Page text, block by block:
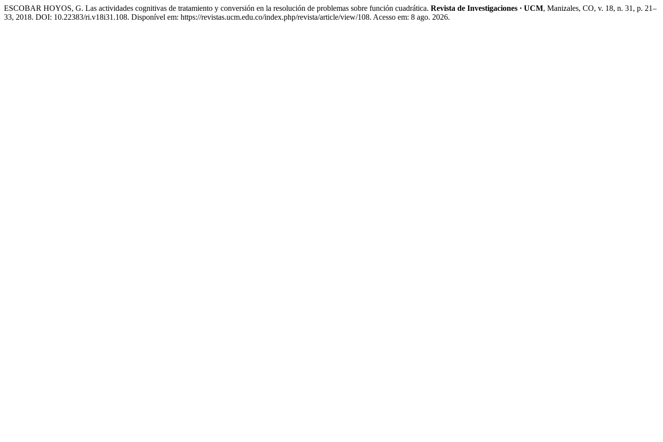
ESCOBAR HOYOS, G. Las actividades cognitivas de tratamiento y conversión en la resolución de problemas sobre función cuadrática. Revista de Investigaciones · UCM, Manizales, CO, v. 18, n. 31, p. 21–
33, 2018. DOI: 10.22383/ri.v18i31.108. Disponível em: https://revistas.ucm.edu.co/index.php/revista/article/view/108. Acesso em: 8 ago. 2026.